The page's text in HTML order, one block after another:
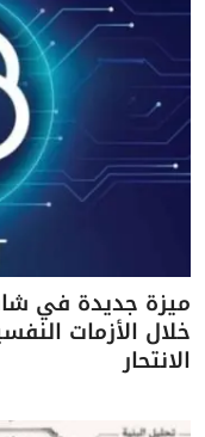
ميزة جديدة في
خلال الأزمات
الانتحار